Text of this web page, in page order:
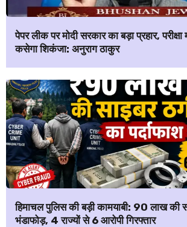
पेपर लीक पर मोदी सरकार का बड़ा प्रहार,
कसेगा शिकंजा: अनुराग ठाकुर
हिमाचल पुलिस की बड़ी कामयाबी: ₹90 लाख की
भंडाफोड़, 4 राज्यों से 6 आरोपी गिरफ्तार